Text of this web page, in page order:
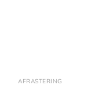
AFRASTERING